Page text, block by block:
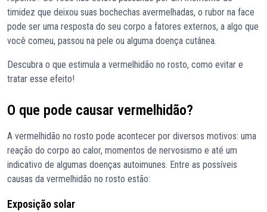
timidez que deixou suas bochechas avermelhadas, o rubor na face
pode ser uma resposta do seu corpo a fatores externos, a algo que
você comeu, passou na pele ou alguma doença cutânea.
Descubra o que estimula a vermelhidão no rosto, como evitar e
tratar esse efeito!
O que pode causar vermelhidão?
A vermelhidão no rosto pode acontecer por diversos motivos: uma
reação do corpo ao calor, momentos de nervosismo e até um
indicativo de algumas doenças autoimunes. Entre as possíveis
causas da vermelhidão no rosto estão:
Exposição solar